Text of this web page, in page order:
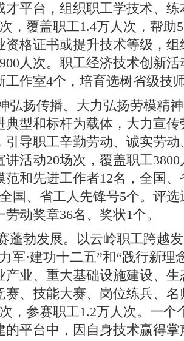
才平台，组织职工学技术、
，覆盖职工1.4万人次，帮助
资格证书或提升技术等级，
人次。职工经济技术创新
工作室4个，培育选树省级技
扬传播。 大力弘扬劳模精
典型和标杆为载体，大力宣
引导职工辛勤劳动、诚实劳
讲活动20场次，覆盖职工
范和先进工作者12名，全国
国、省工人先锋号5个。评
动奖章36名、奖状1个。
勃发展。 以云岭职工跨越
军·建功十二五”和“践行新理
产业、重大基础设施建设、
赛、技能大赛、岗位练兵、
，参赛职工1.2万人次。一个
的平台中，因自身技术赢得